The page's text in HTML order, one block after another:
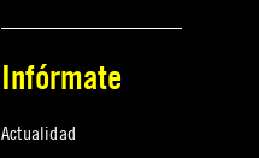
Infórmate
Actualidad